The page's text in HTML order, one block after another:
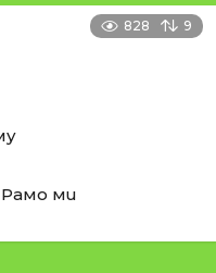
828 9
ми